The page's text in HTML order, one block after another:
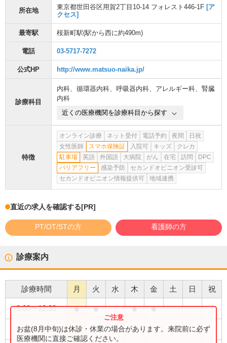
所在地 東京都世田谷区用賀2丁目10-14 フォレスト446-1F [ア
クセス]
最寄駅 桜新町駅(駅から西に約490m)
電話 03-5717-7272
公式HP http://www.matsuo-naika.jp/
診療科目
内科、 循環器内科、 呼吸器内科、 アレルギー科、 腎臓
内科
近くの医療機関を診療科目から探す
特徴
オンライン診療 ネット受付 電話予約 夜間
日祝
女性医師
スマホ保険証 入院可 キッズ
クレカ
駐車場
英語 外国語 大病院 がん 在宅 訪問
DPC
バリアフリー
感染予防
セカンドオピニオン受診可
セカンドオピニオン情報提供可
地域連携
直近の求人を確認する[PR]
PT/OT/STの方 看護師の方
診療案内
診療時間 月 火 水 木 金 土 日 祝
9:00〜12:30 ● ● ● ●
9:00〜14:00 ●
お盆(8月中旬)は休診・休業の場合があります。来院前に必ず
医療機関に直接ご確認ください。